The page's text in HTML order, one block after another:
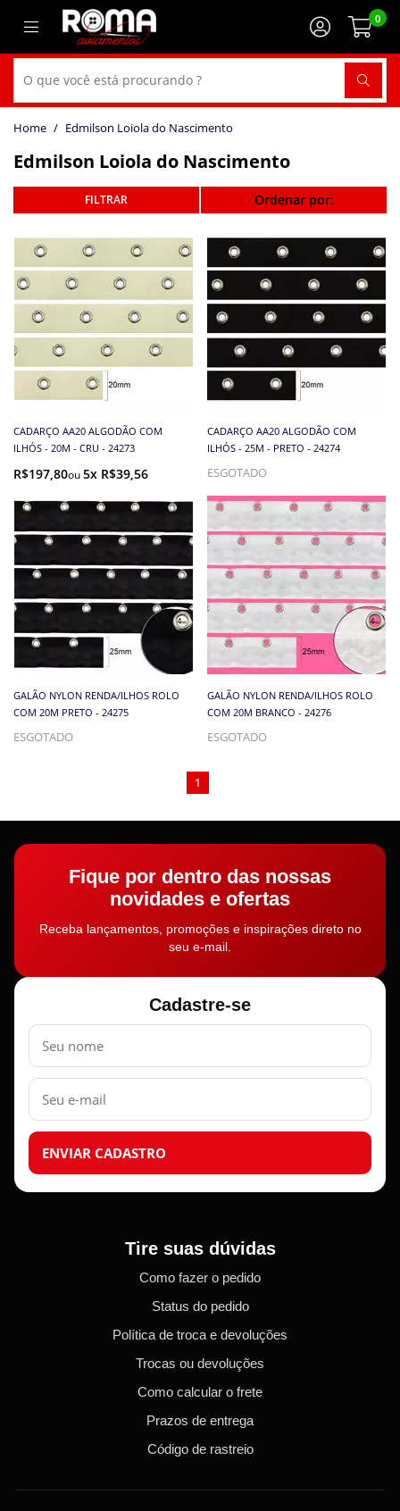
0
Edmilson Loiola do Nascimento
Edmilson Loiola do Nascimento
Ordenar por:
CADARÇO AA20 ALGODÃO COM
ILHÓS - 20M - CRU - 24273
R$197,80 5x R$39,56
CADARÇO AA20 ALGODÃO COM
ILHÓS - 25M - PRETO - 24274
ESGOTADO
GALÃO NYLON RENDA/ILHOS ROLO
COM 20M PRETO - 24275
ESGOTADO
GALÃO NYLON RENDA/ILHOS ROLO
COM 20M BRANCO - 24276
ESGOTADO
1
Fique por dentro das nossas
novidades e ofertas
Receba lançamentos, promoções e inspirações direto no
seu e-mail.
Cadastre-se
Nome
E-
mail
ENVIAR CADASTRO
Tire suas dúvidas
Como fazer o pedido
Status do pedido
Política de troca e devoluções
Trocas ou devoluções
Como calcular o frete
Prazos de entrega
Código de rastreio